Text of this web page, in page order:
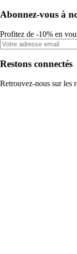
Abonnez-vous à
Profitez de -10% en
Restons connectés
Retrouvez-nous sur les